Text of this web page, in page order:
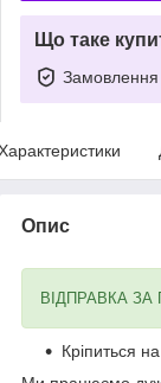
Що таке
Замовлення
Опис
ВІДПРАВКА
Кріпиться